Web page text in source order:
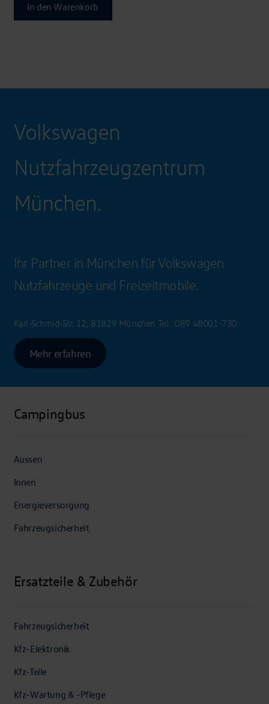
In den Warenkorb
Volkswagen
Nutzfahrzeugzentrum
München.
Ihr Partner in München für Volkswagen
Nutzfahrzeuge und Freizeitmobile.
Karl-Schmid-Str. 12, 81829 München Tel.: 089 48001-730
Mehr erfahren
Campingbus
Aussen
Innen
Energieversorgung
Fahrzeugsicherheit
Ersatzteile & Zubehör
Fahrzeugsicherheit
Kfz-Elektronik
Kfz-Teile
Kfz-Wartung & -Pflege